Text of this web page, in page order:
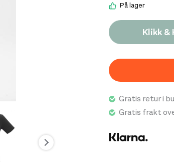
På lager
Klikk &
Gratis retur i
Gratis frakt